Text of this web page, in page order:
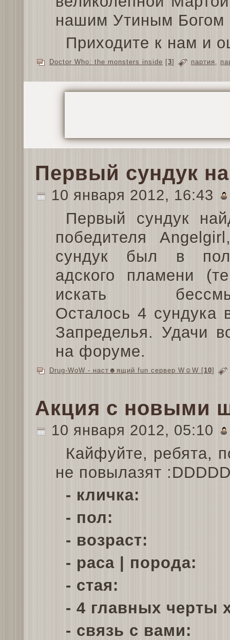
нашим Утиным Богом
Приходите к нам и
Doctor Who: the monsters inside [3] партия ,
Первый сундук
10 января 2012, 16:43
Первый сундук
победителя
сундук был в
адского пламени
искать
Осталось 4 сундука
Запределья. Удачи
на форуме.
Drug-WoW - наст☻ящий fun сервер W☺W [10]
Акция с новыми
10 января 2012, 05:10
Кайфуйте, ребята,
не повылазят
- кличка:
- пол:
- возраст:
- раса | порода:
- стая:
- 4 главных черты
- связь с вами: